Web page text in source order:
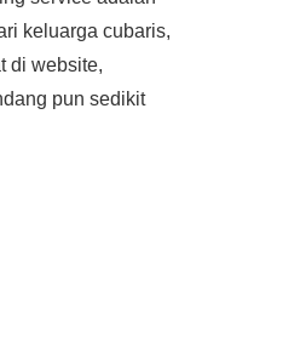
keluarga cubaris,
di website,
pun sedikit